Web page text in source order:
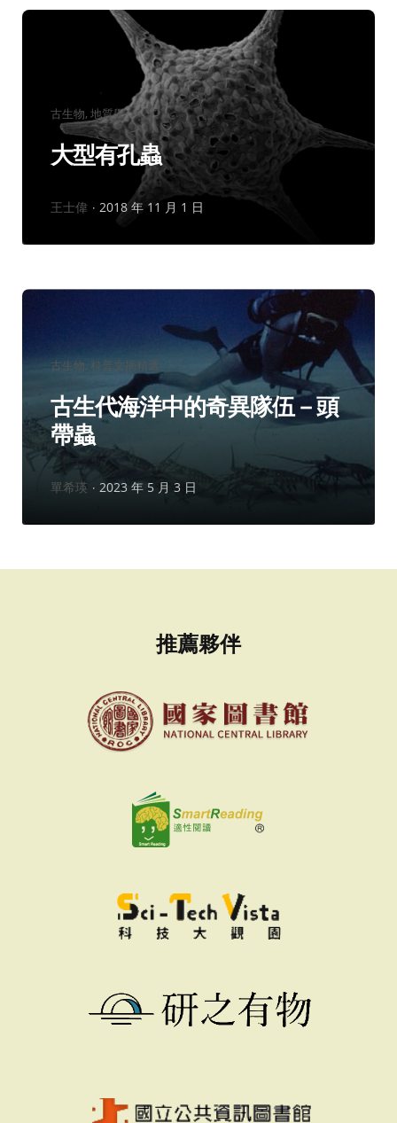
分
類：
古生物 地質學
大型有孔蟲
作
王士偉 2018 年 11 月 1 日
分
類：
古生物 科普文摘精選
古生代海洋中的奇異隊伍－頭
帶蟲
作
單希瑛 2023 年 5 月 3 日
推薦夥伴